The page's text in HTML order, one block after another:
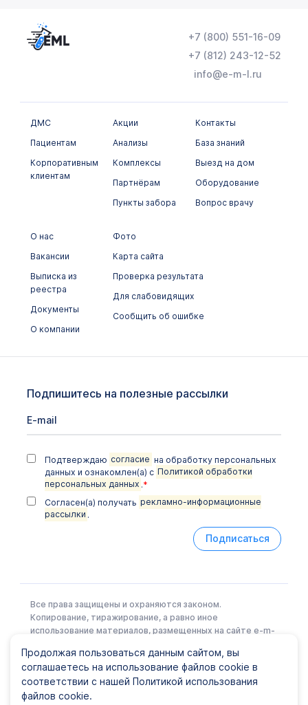
+7 (800) 551-16-09
+7 (812) 243-12-52
info@e-m-l.ru
ДМС
Пациентам
Корпоративным
клиентам
Акции
Анализы
Комплексы
Партнёрам
Пункты забора
Контакты
База знаний
Выезд на дом
Оборудование
Вопрос врачу
О нас
Вакансии
Выписка из
реестра
Документы
О компании
Фото
Карта сайта
Проверка результата
Для слабовидящих
Сообщить об ошибке
Подпишитесь на полезные рассылки
Подтверждаю согласие на обработку персональных
данных и ознакомлен(а) с Политикой обработки
персональных данных .*
Согласен(а) получать рекламно-информационные
рассылки .
Подписаться
Все права защищены и охраняются законом.
Копирование, тиражирование, а равно иное
использование материалов, размещенных на сайте e-m-
Правообладателя.
Политика конфиденциальности
Продолжая пользоваться данным сайтом, вы
соглашаетесь на использование файлов cookie в
соответствии с нашей Политикой использования
файлов cookie.